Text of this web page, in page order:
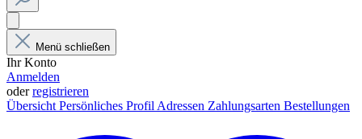
Menü schließen
Ihr Konto
Anmelden
oderregistrieren
Übersicht Persönliches Profil Adressen Zahlungsarten Bestellungen